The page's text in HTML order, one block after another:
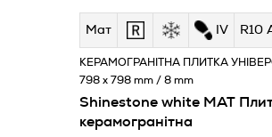
Мат IV R10
Shinestone white MAT
керамогранітна
КЕРАМОГРАНІТНА ПЛИТКА
798 x 798 mm / 8 mm